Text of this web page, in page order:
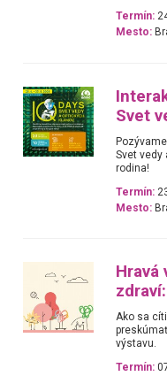
Termín:
Mesto:
Svet
Svet vedy
rodina!
Termín:
Mesto:
Hravá
Ako sa
výstavu.
Termín: